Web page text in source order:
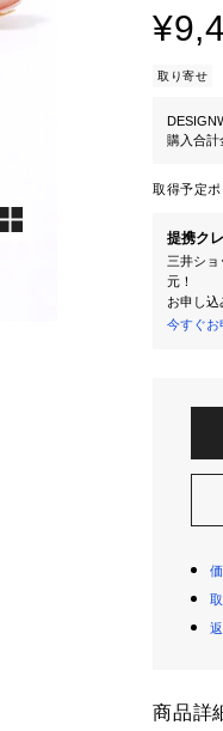
取り寄せ
購入合
取得予定ポ
提携ク
三井シ
元！
お申し込
今すぐお
商品詳